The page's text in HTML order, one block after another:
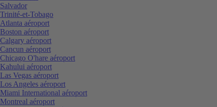
Salvador
Trinité-et-Tobago
Atlanta aéroport
Boston aéroport
Calgary aéroport
Cancun aéroport
Chicago O'hare aéroport
Kahului aéroport
Las Vegas aéroport
Los Angeles aéroport
Miami International aéroport
Montreal aéroport